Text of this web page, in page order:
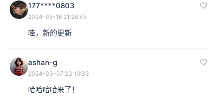
177****0803
2024-05-16 21:26:45
哇，新的更新
ashan-g
2024-03-07 23:19:33
哈哈哈哈来了！